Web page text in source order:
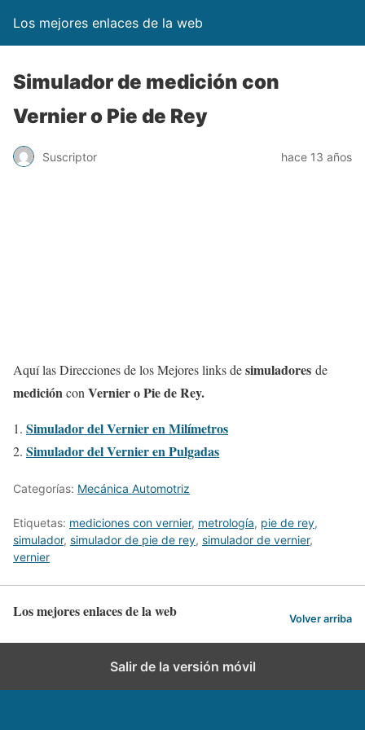
Los mejores enlaces de la web
Simulador de medición con
Vernier o Pie de Rey
Suscriptor hace 13 años
Aquí las Direcciones de los Mejores links desimuladores de
medicióncon Vernier o Pie de Rey.
Simulador del Vernier en Milímetros
Simulador del Vernier en Pulgadas
Categorías: Mecánica Automotriz
Etiquetas: mediciones con vernier, metrología, pie de rey,
simulador, simulador de pie de rey, simulador de vernier,
vernier
Los mejores enlaces de la web Volver arriba
Salir de la versión móvil